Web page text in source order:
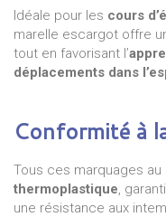
Idéale pour les cours
marelle escargot offre
tout en favorisant l’
déplacements dans
Conformité à
Tous ces marquages
thermoplastique,
une résistance aux